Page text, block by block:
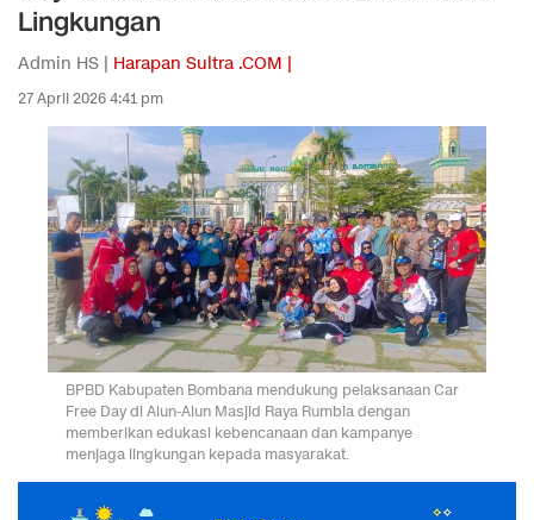
Lingkungan
Admin HS | Harapan Sultra .COM |
27 April 2026 4:41 pm
BPBD Kabupaten Bombana mendukung pelaksanaan Car
Free Day di Alun-Alun Masjid Raya Rumbia dengan
memberikan edukasi kebencanaan dan kampanye
menjaga lingkungan kepada masyarakat.